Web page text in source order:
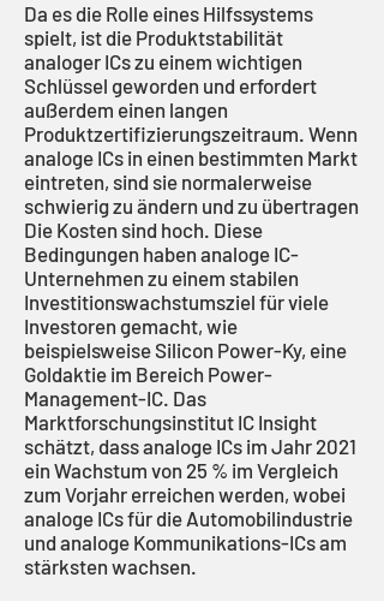
Da es die Rolle eines Hilfssystems
spielt, ist die Produktstabilität
analoger ICs zu einem wichtigen
Schlüssel geworden und erfordert
außerdem einen langen
Produktzertifizierungszeitraum. Wenn
analoge ICs in einen bestimmten Markt
eintreten, sind sie normalerweise
schwierig zu ändern und zu übertragen
Die Kosten sind hoch. Diese
Bedingungen haben analoge IC-
Unternehmen zu einem stabilen
Investitionswachstumsziel für viele
Investoren gemacht, wie
beispielsweise Silicon Power-Ky, eine
Goldaktie im Bereich Power-
Management-IC. Das
Marktforschungsinstitut IC Insight
schätzt, dass analoge ICs im Jahr 2021
ein Wachstum von 25 % im Vergleich
zum Vorjahr erreichen werden, wobei
analoge ICs für die Automobilindustrie
und analoge Kommunikations-ICs am
stärksten wachsen.